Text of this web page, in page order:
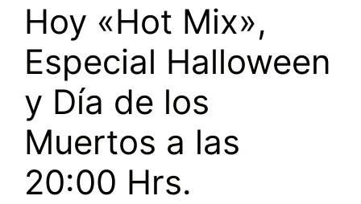
Hoy «Hot Mix»,
Especial Halloween
y Día de los
Muertos a las
20:00 Hrs.